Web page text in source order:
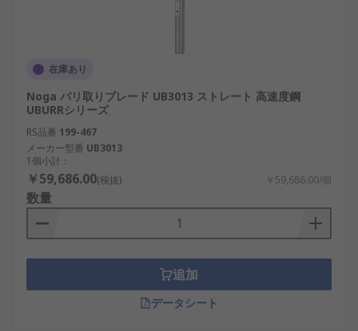
在庫あり
Noga バリ取りブレード UB3013 ストレート 高速度鋼
UBURRシリーズ
RS品番 199-467
メーカー型番 UB3013
1個小計：
￥59,686.00(税抜) ￥59,686.00/個
数量
追加
データシート